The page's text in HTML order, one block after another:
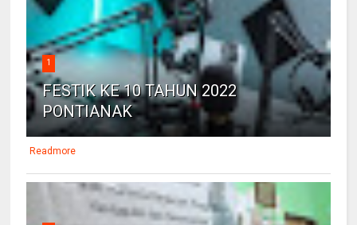
1
FESTIK KE 10 TAHUN 2022
PONTIANAK
Readmore
📄 JOIN DONG